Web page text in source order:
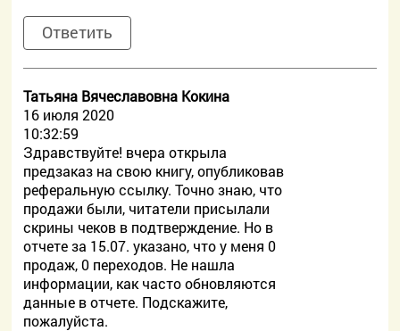
Ответить
Татьяна Вячеславовна Кокина
16 июля 2020
10:32:59
Здравствуйте! вчера открыла
предзаказ на свою книгу, опубликовав
реферальную ссылку. Точно знаю, что
продажи были, читатели присылали
скрины чеков в подтверждение. Но в
отчете за 15.07. указано, что у меня 0
продаж, 0 переходов. Не нашла
информации, как часто обновляются
данные в отчете. Подскажите,
пожалуйста.